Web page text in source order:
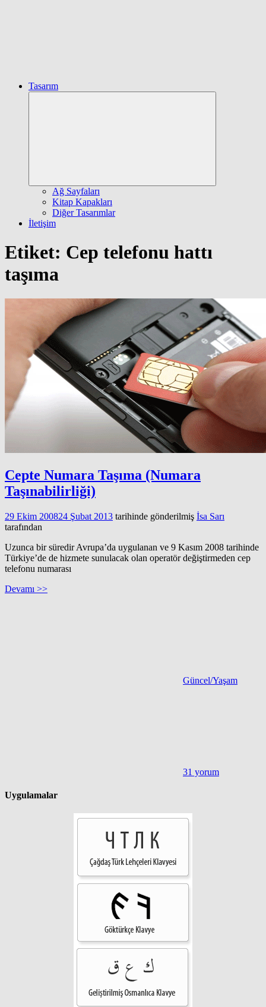
Tasarım
Ağ Sayfaları
Kitap Kapakları
Diğer Tasarımlar
İletişim
Etiket: Cep telefonu hattı
taşıma
Cepte Numara Taşıma (Numara
Taşınabilirliği)
29 Ekim 200824 Şubat 2013 tarihinde gönderilmiş İsa Sarı
tarafından
Uzunca bir süredir Avrupa’da uygulanan ve 9 Kasım 2008 tarihinde
Türkiye’de de hizmete sunulacak olan operatör değiştirmeden cep
telefonu numarası
Devamı >>
Güncel/Yaşam
31 yorum
Uygulamalar